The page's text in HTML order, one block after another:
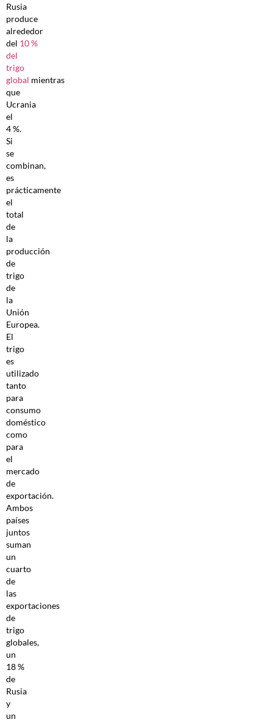
Rusia
produce
alrededor
del 10 %
del
trigo
global mientras
que
Ucrania
el
4 %.
Si
se
combinan,
es
prácticamente
el
total
de
la
producción
de
trigo
de
la
Unión
Europea.
El
trigo
es
utilizado
tanto
para
consumo
doméstico
como
para
el
mercado
de
exportación.
Ambos
países
juntos
suman
un
cuarto
de
las
exportaciones
de
trigo
globales,
un
18 %
de
Rusia
y
un